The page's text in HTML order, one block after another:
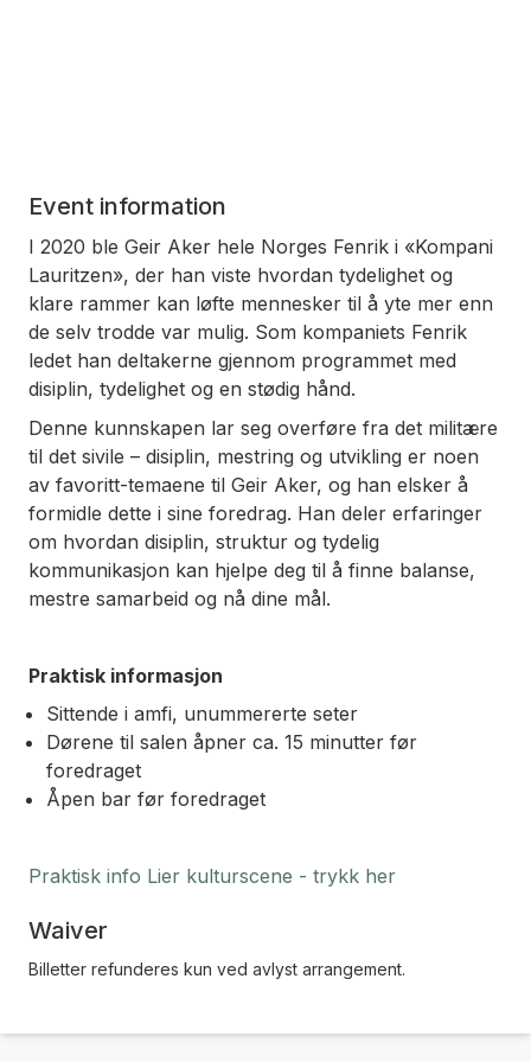
Event information
I 2020 ble Geir Aker hele Norges Fenrik i «Kompani
Lauritzen», der han viste hvordan tydelighet og
klare rammer kan løfte mennesker til å yte mer enn
de selv trodde var mulig. Som kompaniets Fenrik
ledet han deltakerne gjennom programmet med
disiplin, tydelighet og en stødig hånd.
Denne kunnskapen lar seg overføre fra det militære
til det sivile – disiplin, mestring og utvikling er noen
av favoritt-temaene til Geir Aker, og han elsker å
formidle dette i sine foredrag. Han deler erfaringer
om hvordan disiplin, struktur og tydelig
kommunikasjon kan hjelpe deg til å finne balanse,
mestre samarbeid og nå dine mål.
Praktisk informasjon
Sittende i amfi, unummererte seter
Dørene til salen åpner ca. 15 minutter før
foredraget
Åpen bar før foredraget
Praktisk info Lier kulturscene - trykk her
Waiver
Billetter refunderes kun ved avlyst arrangement.